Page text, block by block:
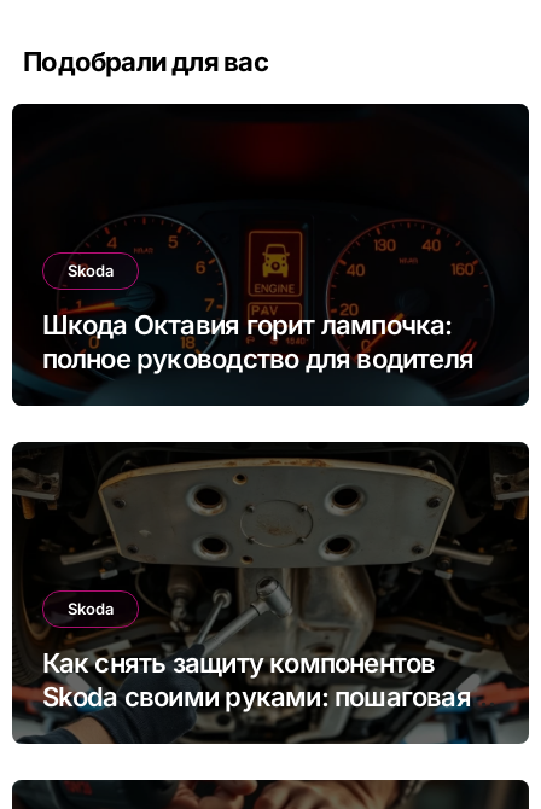
Подобрали для вас
Skoda
Шкода Октавия горит лампочка:
полное руководство для водителя
Skoda
Как снять защиту компонентов
Skoda своими руками: пошаговая
инструкция для Rapid, Octavia и